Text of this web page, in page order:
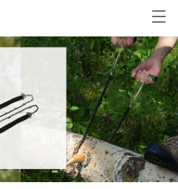
T
g
g
l
e
n
a
v
i
g
a
t